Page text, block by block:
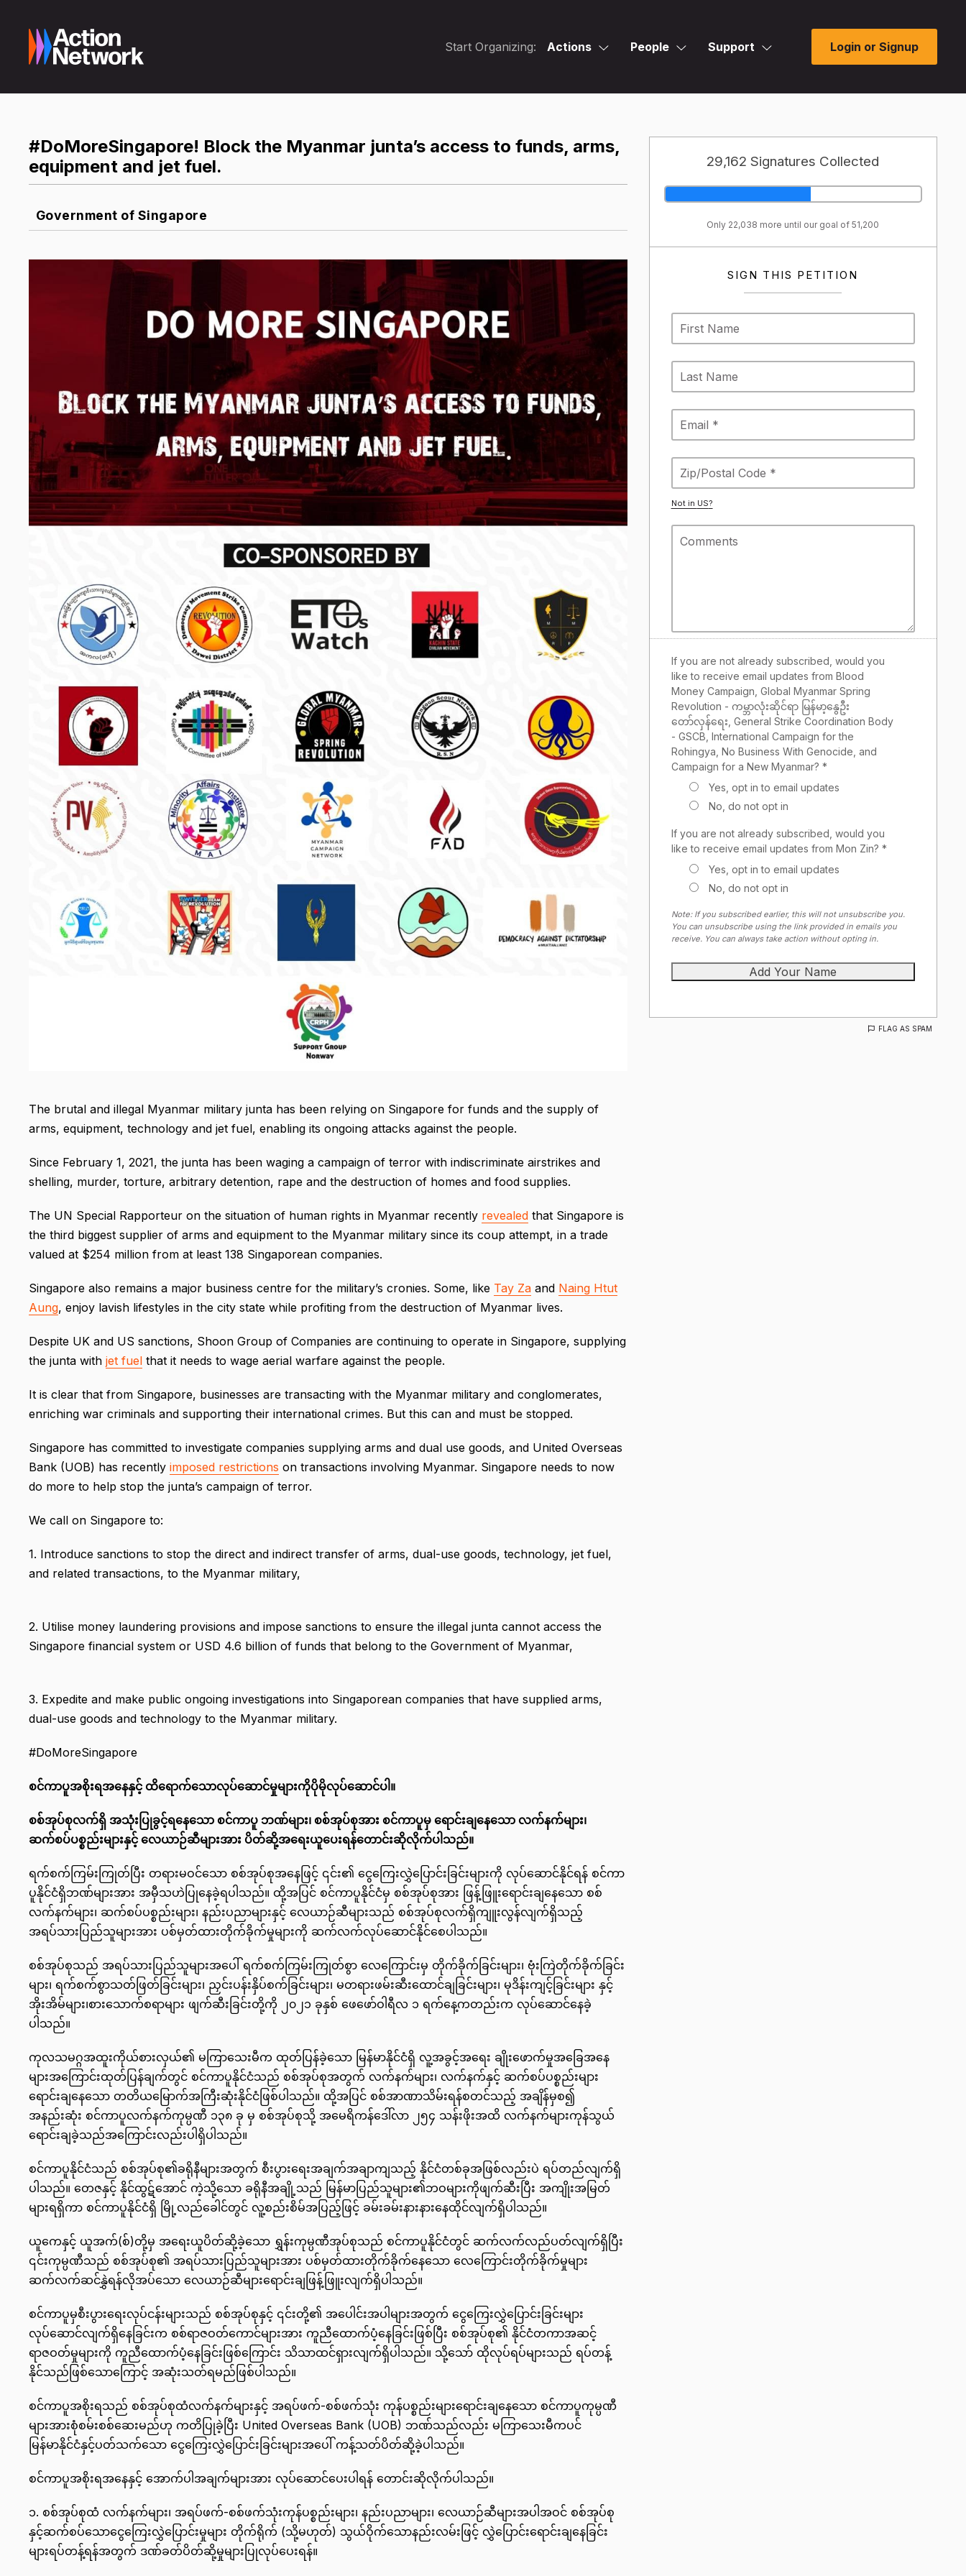
Start Organizing: Actions People Support Login or Signup
29,162 Signatures Collected
Only 22,038 more until our goal of 51,200
SIGN THIS PETITION
Not in US?
If you are not already subscribed, would you
like to receive email updates from Blood
Money Campaign, Global Myanmar Spring
Revolution - ကမ္ဘာလုံးဆိုင်ရာ မြန်မာ့နွေဦး
တော်လှန်ရေး, General Strike Coordination Body
- GSCB, International Campaign for the
Rohingya, No Business With Genocide, and
Campaign for a New Myanmar? *
Yes, opt in to email updates
No, do not opt in
If you are not already subscribed, would you
like to receive email updates from Mon Zin? *
Yes, opt in to email updates
No, do not opt in
Note: If you subscribed earlier, this will not unsubscribe you.
You can unsubscribe using the link provided in emails you
receive. You can always take action without opting in.
FLAG AS SPAM
#DoMoreSingapore! Block the Myanmar junta’s access to funds, arms,
equipment and jet fuel.
Government of Singapore
The brutal and illegal Myanmar military junta has been relying on Singapore for funds and the supply of
arms, equipment, technology and jet fuel, enabling its ongoing attacks against the people.
Since February 1, 2021, the junta has been waging a campaign of terror with indiscriminate airstrikes and
shelling, murder, torture, arbitrary detention, rape and the destruction of homes and food supplies.
The UN Special Rapporteur on the situation of human rights in Myanmar recently revealed that Singapore is
the third biggest supplier of arms and equipment to the Myanmar military since its coup attempt, in a trade
valued at $254 million from at least 138 Singaporean companies.
Singapore also remains a major business centre for the military’s cronies. Some, like Tay Za and Naing Htut
Aung, enjoy lavish lifestyles in the city state while profiting from the destruction of Myanmar lives.
Despite UK and US sanctions, Shoon Group of Companies are continuing to operate in Singapore, supplying
the junta with jet fuel that it needs to wage aerial warfare against the people.
It is clear that from Singapore, businesses are transacting with the Myanmar military and conglomerates,
enriching war criminals and supporting their international crimes. But this can and must be stopped.
Singapore has committed to investigate companies supplying arms and dual use goods, and United Overseas
Bank (UOB) has recently imposed restrictions on transactions involving Myanmar. Singapore needs to now
do more to help stop the junta’s campaign of terror.
We call on Singapore to:
1. Introduce sanctions to stop the direct and indirect transfer of arms, dual-use goods, technology, jet fuel,
and related transactions, to the Myanmar military,
2. Utilise money laundering provisions and impose sanctions to ensure the illegal junta cannot access the
Singapore financial system or USD 4.6 billion of funds that belong to the Government of Myanmar,
3. Expedite and make public ongoing investigations into Singaporean companies that have supplied arms,
dual-use goods and technology to the Myanmar military.
#DoMoreSingapore
စင်ကာပူအစိုးရအနေနှင့် ထိရောက်သောလုပ်ဆောင်မှုများကိုပိုမိုလုပ်ဆောင်ပါ။
စစ်အုပ်စုလက်ရှိ အသုံးပြုခွင့်ရနေသော စင်ကာပူ ဘဏ်များ၊ စစ်အုပ်စုအား စင်ကာပူမှ ရောင်းချနေသော လက်နက်များ၊
ဆက်စပ်ပစ္စည်းများနှင့် လေယာဉ်ဆီများအား ပိတ်ဆို့အရေးယူပေးရန်တောင်းဆိုလိုက်ပါသည်။
ရက်စက်ကြမ်းကြုတ်ပြီး တရားမဝင်သော စစ်အုပ်စုအနေဖြင့် ၎င်း၏ ငွေကြေးလွှဲပြောင်းခြင်းများကို လုပ်ဆောင်နိုင်ရန် စင်ကာ
ပူနိုင်ငံရှိဘဏ်များအား အမှီသဟဲပြုနေခဲ့ရပါသည်။ ထို့အပြင် စင်ကာပူနိုင်ငံမှ စစ်အုပ်စုအား ဖြန့်ဖြူးရောင်းချနေသော စစ်
လက်နက်များ၊ ဆက်စပ်ပစ္စည်းများ၊ နည်းပညာများနှင့် လေယာဉ်ဆီများသည် စစ်အုပ်စုလက်ရှိကျူးလွန်လျက်ရှိသည့်
အရပ်သားပြည်သူများအား ပစ်မှတ်ထားတိုက်ခိုက်မှုများကို ဆက်လက်လုပ်ဆောင်နိုင်စေပါသည်။
စစ်အုပ်စုသည် အရပ်သားပြည်သူများအပေါ် ရက်စက်ကြမ်းကြုတ်စွာ လေကြောင်းမှ တိုက်ခိုက်ခြင်းများ၊ ဗုံးကြဲတိုက်ခိုက်ခြင်း
များ၊ ရက်စက်စွာသတ်ဖြတ်ခြင်းများ၊ ညှင်းပန်းနှိပ်စက်ခြင်းများ၊ မတရားဖမ်းဆီးထောင်ချခြင်းများ၊ မုဒိန်းကျင့်ခြင်းများ နှင့်
အိုးအိမ်များ၊စားသောက်စရာများ ဖျက်ဆီးခြင်းတို့ကို ၂၀၂၁ ခုနှစ် ဖေဖော်ဝါရီလ ၁ ရက်နေ့ကတည်းက လုပ်ဆောင်နေခဲ့
ပါသည်။
ကုလသမဂ္ဂအထူးကိုယ်စားလှယ်၏ မကြာသေးမီက ထုတ်ပြန်ခဲ့သော မြန်မာနိုင်ငံရှိ လူ့အခွင့်အရေး ချိုးဖောက်မှုအခြေအနေ
များအကြောင်းထုတ်ပြန်ချက်တွင် စင်ကာပူနိုင်ငံသည် စစ်အုပ်စုအတွက် လက်နက်များ၊ လက်နက်နှင့် ဆက်စပ်ပစ္စည်းများ
ရောင်းချနေသော တတိယမြောက်အကြီးဆုံးနိုင်ငံဖြစ်ပါသည်။ ထို့အပြင် စစ်အာဏာသိမ်းရန်စတင်သည့် အချိန်မှစ၍
အနည်းဆုံး စင်ကာပူလက်နက်ကုမ္ပဏီ ၁၃၈ ခု မှ စစ်အုပ်စုသို့ အမေရိကန်ဒေါ်လာ ၂၅၄ သန်းဖိုးအထိ လက်နက်များကုန်သွယ်
ရောင်းချခဲ့သည်အကြောင်းလည်းပါရှိပါသည်။
စင်ကာပူနိုင်ငံသည် စစ်အုပ်စု၏ခရိုနီများအတွက် စီးပွားရေးအချက်အချာကျသည့် နိုင်ငံတစ်ခုအဖြစ်လည်းပဲ ရပ်တည်လျက်ရှိ
ပါသည်။ တေဇနှင့် နိုင်ထွဋ်အောင် ကဲ့သို့သော ခရိုနီအချို့သည် မြန်မာပြည်သူများ၏ဘဝများကိုဖျက်ဆီးပြီး အကျိုးအမြတ်
များရရှိကာ စင်ကာပူနိုင်ငံရှိ မြို့လည်ခေါင်တွင် လူ့စည်းစိမ်အပြည့်ဖြင့် ခမ်းခမ်းနားနားနေထိုင်လျက်ရှိပါသည်။
ယူကေနှင့် ယူအက်(စ်)တို့မှ အရေးယူပိတ်ဆို့ခဲ့သော ရွှန်းကုမ္ပဏီအုပ်စုသည် စင်ကာပူနိုင်ငံတွင် ဆက်လက်လည်ပတ်လျက်ရှိပြီး
၎င်းကုမ္ပဏီသည် စစ်အုပ်စု၏ အရပ်သားပြည်သူများအား ပစ်မှတ်ထားတိုက်ခိုက်နေသော လေကြောင်းတိုက်ခိုက်မှုများ
ဆက်လက်ဆင်နွှဲရန်လိုအပ်သော လေယာဉ်ဆီများရောင်းချဖြန့်ဖြူးလျက်ရှိပါသည်။
စင်ကာပူမှစီးပွားရေးလုပ်ငန်းများသည် စစ်အုပ်စုနှင့် ၎င်းတို့၏ အပေါင်းအပါများအတွက် ငွေကြေးလွှဲပြောင်းခြင်းများ
လုပ်ဆောင်လျက်ရှိနေခြင်းက စစ်ရာဇဝတ်ကောင်များအား ကူညီထောက်ပံ့နေခြင်းဖြစ်ပြီး စစ်အုပ်စု၏ နိုင်ငံတကာအဆင့်
ရာဇဝတ်မှုများကို ကူညီထောက်ပံ့နေခြင်းဖြစ်ကြောင်း သိသာထင်ရှားလျက်ရှိပါသည်။ သို့သော် ထိုလုပ်ရပ်များသည် ရပ်တန့်
နိုင်သည်ဖြစ်သောကြောင့် အဆုံးသတ်ရမည်ဖြစ်ပါသည်။
စင်ကာပူအစိုးရသည် စစ်အုပ်စုထံလက်နက်များနှင့် အရပ်ဖက်-စစ်ဖက်သုံး ကုန်ပစ္စည်းများရောင်းချနေသော စင်ကာပူကုမ္ပဏီ
များအားစုံစမ်းစစ်ဆေးမည်ဟု ကတိပြုခဲ့ပြီး United Overseas Bank (UOB) ဘဏ်သည်လည်း မကြာသေးမီကပင်
မြန်မာနိုင်ငံနှင့်ပတ်သက်သော ငွေကြေးလွှဲပြောင်းခြင်းများအပေါ် ကန့်သတ်ပိတ်ဆို့ခဲ့ပါသည်။
စင်ကာပူအစိုးရအနေနှင့် အောက်ပါအချက်များအား လုပ်ဆောင်ပေးပါရန် တောင်းဆိုလိုက်ပါသည်။
၁. စစ်အုပ်စုထံ လက်နက်များ၊ အရပ်ဖက်-စစ်ဖက်သုံးကုန်ပစ္စည်းများ၊ နည်းပညာများ၊ လေယာဉ်ဆီများအပါအဝင် စစ်အုပ်စု
နှင့်ဆက်စပ်သောငွေကြေးလွှဲပြောင်းမှုများ တိုက်ရိုက် (သို့မဟုတ်) သွယ်ဝိုက်သောနည်းလမ်းဖြင့် လွှဲပြောင်းရောင်းချနေခြင်း
များရပ်တန့်ရန်အတွက် ဒဏ်ခတ်ပိတ်ဆို့မှုများပြုလုပ်ပေးရန်။